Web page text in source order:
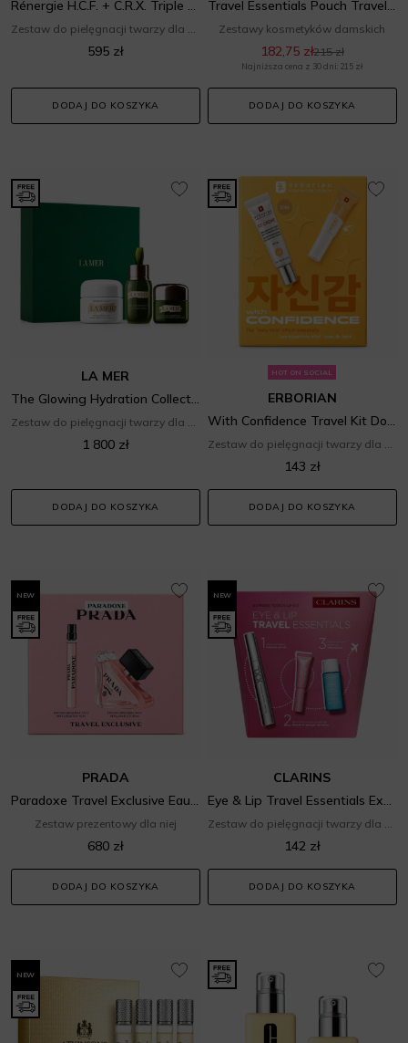
Rénergie H.C.F. + C.R.X. Triple Serum Routine Set
595 zł
DODAJ DO KOSZYKA
Travel Essentials Pouch Travel Exclusive Set
Zestawy kosmetyków damskich
182,75 zł215 zł
Najniższa cena z 30 dni: 215 zł
DODAJ DO KOSZYKA
LA MER
1 800 zł
DODAJ DO KOSZYKA
HOT ON SOCIAL
ERBORIAN
143 zł
DODAJ DO KOSZYKA
NEW
PRADA
Zestaw prezentowy dla niej
680 zł
DODAJ DO KOSZYKA
NEW
CLARINS
142 zł
DODAJ DO KOSZYKA
NEW